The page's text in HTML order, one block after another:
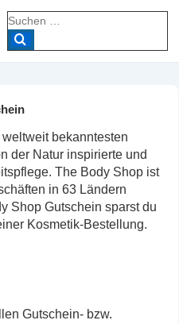
Suche
nach:
bekanntesten
der Natur inspirierte und
The Body Shop ist
in 63 Ländern
Shop Gutschein sparst du
Kosmetik-Bestellung.
Gutschein- bzw.